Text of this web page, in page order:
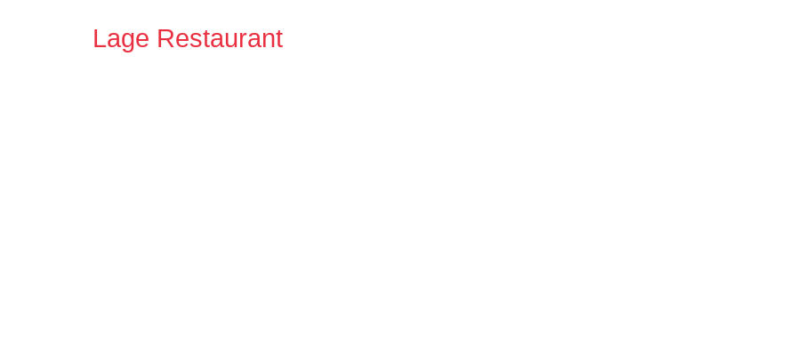
Lage Restaurant